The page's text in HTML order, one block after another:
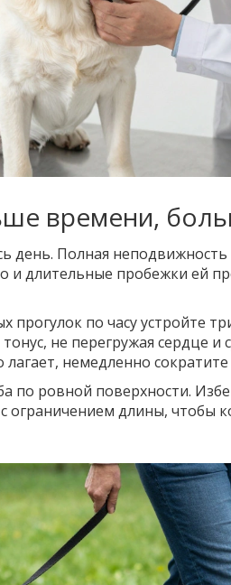
времени,
день. Полная
длительные пробежки ей
по часу устройте
не перегружая сердце и
немедленно
по ровной поверхности.
ограничением длины, чтобы